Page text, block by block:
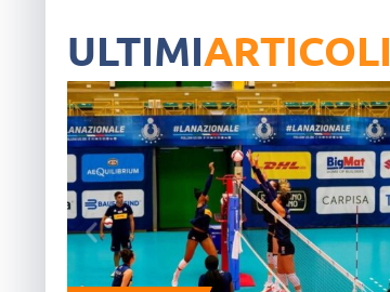
ULTIMIARTICOLI